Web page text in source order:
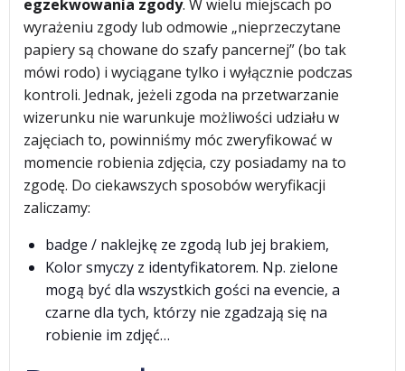
egzekwowania zgody. W wielu miejscach po
wyrażeniu zgody lub odmowie „nieprzeczytane
papiery są chowane do szafy pancernej” (bo tak
mówi rodo) i wyciągane tylko i wyłącznie podczas
kontroli. Jednak, jeżeli zgoda na przetwarzanie
wizerunku nie warunkuje możliwości udziału w
zajęciach to, powinniśmy móc zweryfikować w
momencie robienia zdjęcia, czy posiadamy na to
zgodę. Do ciekawszych sposobów weryfikacji
zaliczamy:
badge / naklejkę ze zgodą lub jej brakiem,
Kolor smyczy z identyfikatorem. Np. zielone
mogą być dla wszystkich gości na evencie, a
czarne dla tych, którzy nie zgadzają się na
robienie im zdjęć…